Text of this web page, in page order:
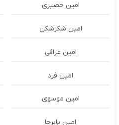
امین حصیری
امین شکرشکن
امین عراقی
امین فرد
امین موسوی
امین پابرجا